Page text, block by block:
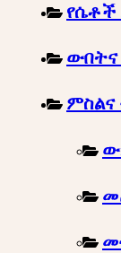
የሴቶች
ውበትና
ምስልና